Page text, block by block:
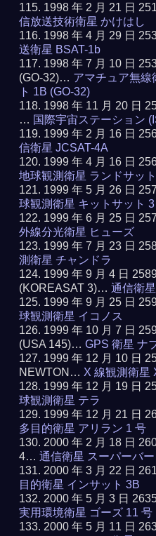
1998 年 2 月 21 日
信放送技術衛星 かけはし
1998 年 4 月 29 日
送衛星 BSAT-1b
1998 年 7 月 10 日
(GO-32)… アマチュア無線
ト 1B (GO-32)
1998 年 11 月 20 日
… 国際宇宙ステーション
1999 年 2 月 16 日
信衛星 JCSAT-4A
1999 年 4 月 16 日
地球観測衛星 ランドサッ
1999 年 5 月 26 日
球観測衛星 キットサット 3
1999 年 6 月 25 日
外線分光衛星 ヒューズ
1999 年 7 月 23 日
測衛星 チャンドラ
1999 年 9 月 4 日
(KOREASAT 3)…通信衛
1999 年 9 月 25 日
球観測衛星 イコノス
1999 年 10 月 7 日
(USA 145)…GPS 衛星 ナ
1999 年 12 月 10 日
NEWTON… X 線観測衛星
1999 年 12 月 19 日
球観測衛星 テラ
1999 年 12 月 21 日
多目的衛星 アリラン 1 号
2000 年 2 月 18 日
4…通信衛星 スーパーバ
2000 年 3 月 22 日
目的衛星 インサット 3B
2000 年 5 月 3 日
実用環境衛星 ゴーズ 11 号
2000 年 5 月 11 日